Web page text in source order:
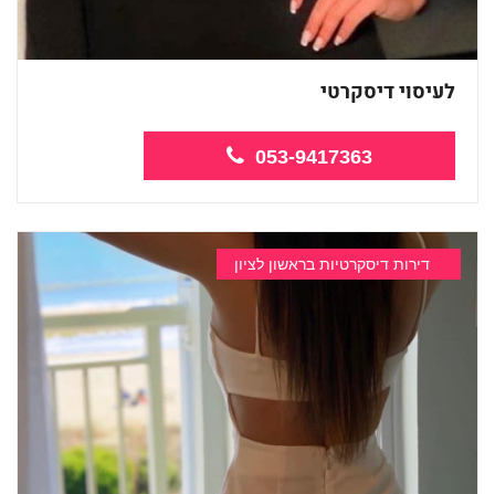
לעיסוי דיסקרטי
053-9417363
דירות דיסקרטיות בראשון לציון